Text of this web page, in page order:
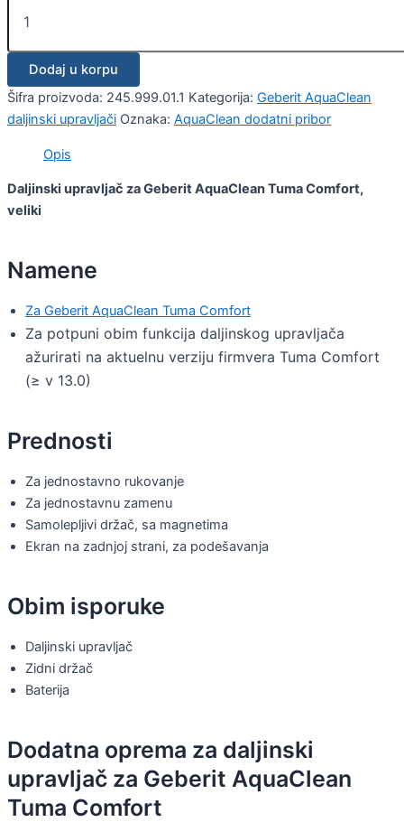
Dodaj u korpu
Šifra proizvoda: 245.999.01.1 Kategorija: Geberit AquaClean
daljinski upravljači Oznaka: AquaClean dodatni pribor
Opis
Daljinski upravljač za Geberit AquaClean Tuma Comfort,
veliki
Namene
Za Geberit AquaClean Tuma Comfort
Za potpuni obim funkcija daljinskog upravljača
ažurirati na aktuelnu verziju firmvera Tuma Comfort
(≥ v 13.0)
Prednosti
Za jednostavno rukovanje
Za jednostavnu zamenu
Samolepljivi držač, sa magnetima
Ekran na zadnjoj strani, za podešavanja
Obim isporuke
Daljinski upravljač
Zidni držač
Baterija
Dodatna oprema za daljinski
upravljač za Geberit AquaClean
Tuma Comfort